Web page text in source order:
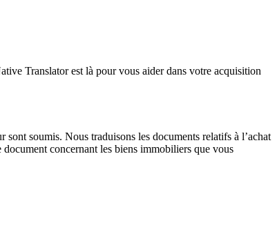
Translator est là pour vous aider dans votre acquisition
soumis. Nous traduisons les documents relatifs à l’achat
concernant les biens immobiliers que vous